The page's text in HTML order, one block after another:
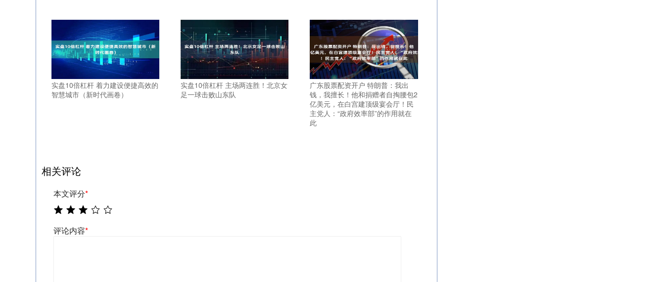
实盘10倍杠杆 着力建设便捷高效的
智慧城市（新时代画卷）
实盘10倍杠杆 主场两连胜！北京女
足一球击败山东队
广东股票配资开户 特朗普：我出
钱，我擅长！他和捐赠者自掏腰包2
亿美元，在白宫建顶级宴会厅！民
主党人：“政府效率部”的作用就在
此
相关评论
本文评分*
评论内容*